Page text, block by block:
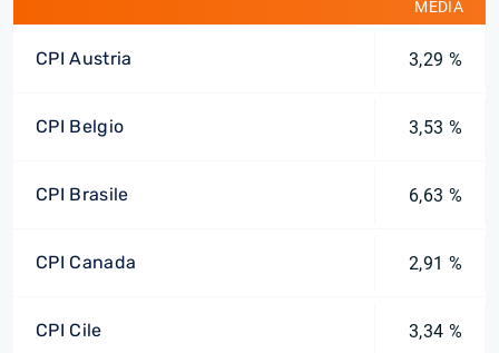
MEDIA
CPI Austria 3,29 %
CPI Belgio 3,53 %
CPI Brasile 6,63 %
CPI Canada 2,91 %
CPI Cile 3,34 %